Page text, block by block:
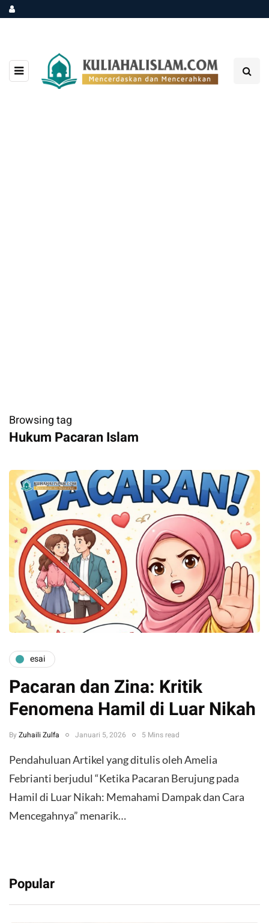
Browsing tag
Hukum Pacaran Islam
esai
Pacaran dan Zina: Kritik
Fenomena Hamil di Luar Nikah
By Zuhaili Zulfa Januari 5, 2026 5 Mins read
Pendahuluan ​Artikel yang ditulis oleh Amelia
Febrianti berjudul “Ketika Pacaran Berujung pada
Hamil di Luar Nikah: Memahami Dampak dan Cara
Mencegahnya” menarik…
Popular